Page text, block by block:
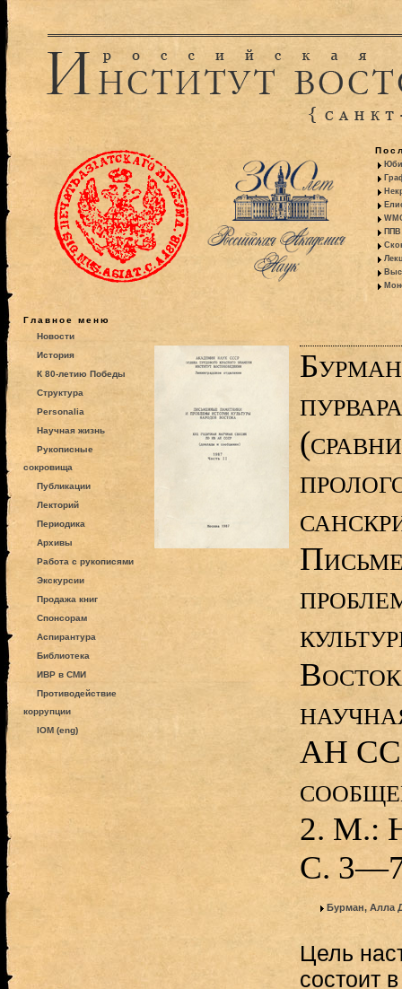
ППВ
Главное меню
Новости
История
К 80-летию Победы
Структура
Personalia
Научная жизнь
Рукописные
сокровища
Публикации
Лекторий
Периодика
Архивы
Работа с рукописями
Экскурсии
Продажа книг
Спонсорам
Аспирантура
Библиотека
ИВР в СМИ
Противодействие
коррупции
IOM (eng)
АН
2. М.:
С.
Бурман, Алла
Цель
состоит